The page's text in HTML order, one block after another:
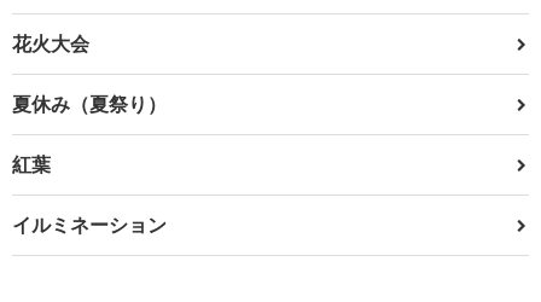
花火大会
夏休み（夏祭り）
紅葉
イルミネーション